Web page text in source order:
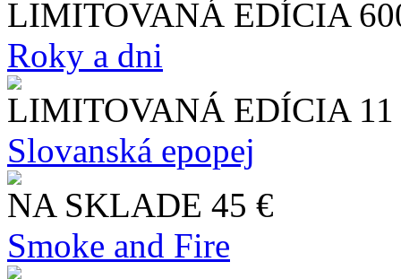
LIMITOVANÁ EDÍCIA
Roky a dni
LIMITOVANÁ EDÍCIA
Slo​vanská epopej
NA SKLADE 45 €
Smoke and Fire